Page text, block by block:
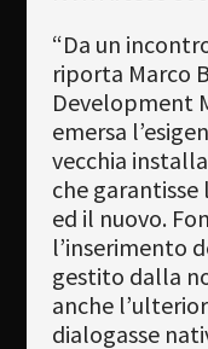
“Da un
riporta Marco
Development
emersa
vecchia
che garantisse
ed il nuovo.
l’inserimento
gestito dalla
anche
dialogasse